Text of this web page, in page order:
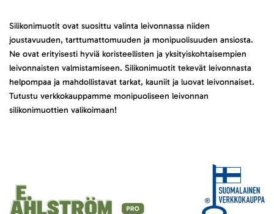
Silikonimuotit ovat suosittu valinta leivonnassa niiden
joustavuuden, tarttumattomuuden ja monipuolisuuden ansiosta.
Ne ovat erityisesti hyviä koristeellisten ja yksityiskohtaisempien
leivonnaisten valmistamiseen. Silikonimuotit tekevät leivonnasta
helpompaa ja mahdollistavat tarkat, kauniit ja luovat leivonnaiset.
Tutustu verkkokauppamme monipuoliseen leivonnan
silikonimuottien valikoimaan!